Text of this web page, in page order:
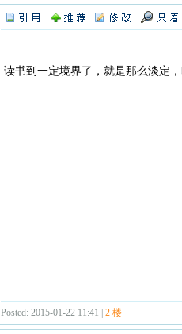
读书到一定境界了，就是那么淡定
Posted: 2015-01-22 11:41 | 2 楼